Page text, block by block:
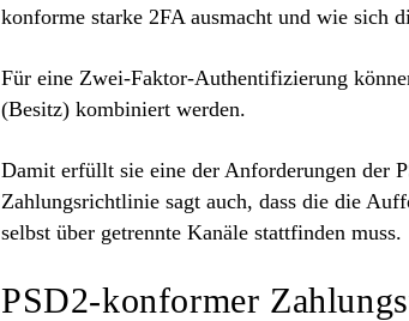
konforme starke 2FA ausmacht und wie sich
Für eine Zwei-Faktor-Authentifizierung
(Besitz) kombiniert werden.
Damit erfüllt sie eine der Anforderungen der
Zahlungsrichtlinie sagt auch, dass die die
selbst über getrennte Kanäle stattfinden muss.
PSD2-konformer